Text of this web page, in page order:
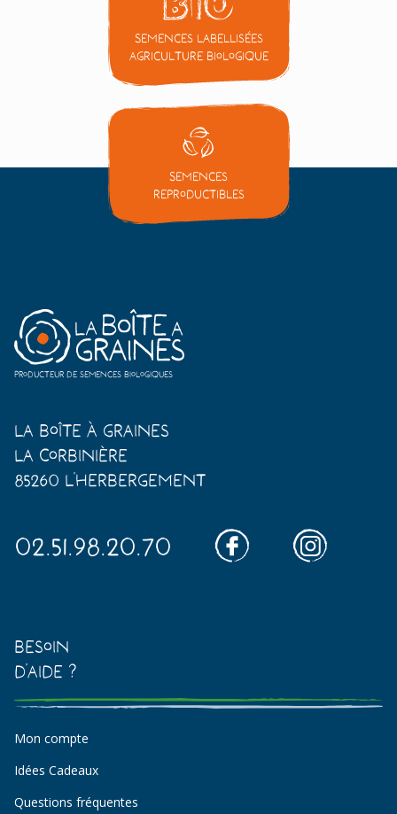
Semences labellisées
Agriculture Biologique
Semences
reproductibles
Producteur de semences biologiques
La Boîte à Graines
La Corbinière
85260 L'Herbergement
02.51.98.20.70
Besoin
d'aide ?
Mon compte
Idées Cadeaux
Questions fréquentes